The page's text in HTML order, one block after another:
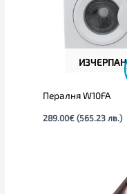
ИЗЧЕРПАН
Пералня W10FA
289.00€ (565.23 лв.)